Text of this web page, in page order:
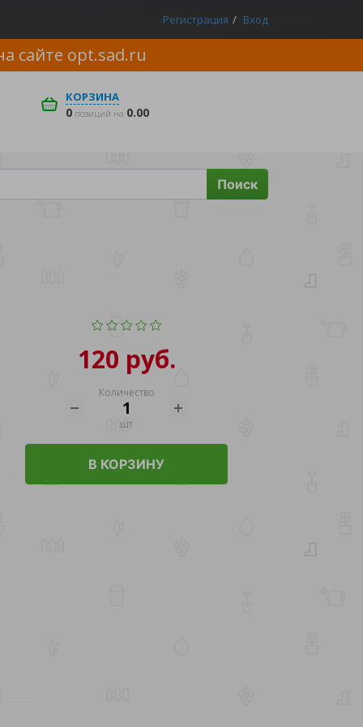
Регистрация Вход
сайте opt.sad.ru
КОРЗИНА
0 позиций на 0.00
Поиск
120 руб.
Количество
шт
В КОРЗИНУ